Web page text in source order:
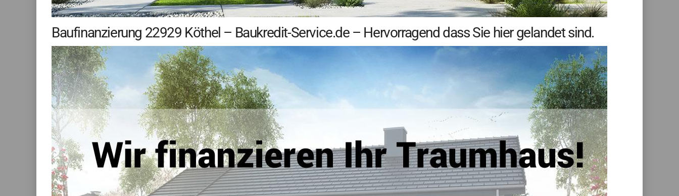
Baufinanzierung 22929 Köthel – Baukredit-Service.de – Hervorragend dass Sie hier gelandet sind.